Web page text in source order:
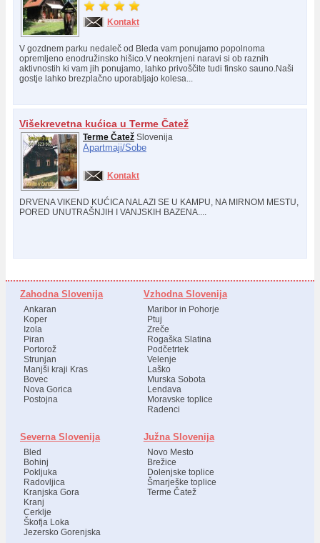
Kontakt
V gozdnem parku nedaleč od Bleda vam ponujamo popolnoma
opremljeno enodružinsko hišico.V neokrnjeni naravi si ob raznih
aktivnostih ki vam jih ponujamo, lahko privoščite tudi finsko sauno.Naši
gostje lahko brezplačno uporabljajo kolesa...
Višekrevetna kućica u Terme Čatež
Terme Čatež Slovenija
Apartmaji/Sobe
Kontakt
DRVENA VIKEND KUĆICA NALAZI SE U KAMPU, NA MIRNOM MESTU,
PORED UNUTRAŠNJIH I VANJSKIH BAZENA....
Zahodna Slovenija
Ankaran
Koper
Izola
Piran
Portorož
Strunjan
Manjši kraji Kras
Bovec
Nova Gorica
Postojna
Vzhodna Slovenija
Maribor in Pohorje
Ptuj
Zreče
Rogaška Slatina
Podčetrtek
Velenje
Laško
Murska Sobota
Lendava
Moravske toplice
Radenci
Severna Slovenija
Bled
Bohinj
Pokljuka
Radovljica
Kranjska Gora
Kranj
Cerklje
Škofja Loka
Jezersko Gorenjska
Južna Slovenija
Novo Mesto
Brežice
Dolenjske toplice
Šmarješke toplice
Terme Čatež